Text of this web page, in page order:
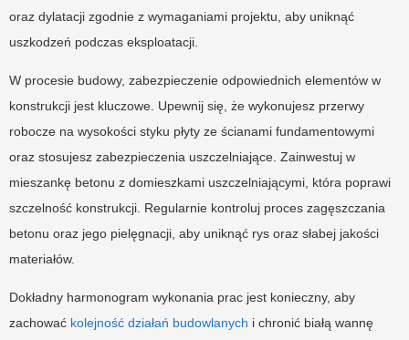
oraz dylatacji zgodnie z wymaganiami projektu, aby uniknąć
uszkodzeń podczas eksploatacji.
W procesie budowy, zabezpieczenie odpowiednich elementów w
konstrukcji jest kluczowe. Upewnij się, że wykonujesz przerwy
robocze na wysokości styku płyty ze ścianami fundamentowymi
oraz stosujesz zabezpieczenia uszczelniające. Zainwestuj w
mieszankę betonu z domieszkami uszczelniającymi, która poprawi
szczelność konstrukcji. Regularnie kontroluj proces zagęszczania
betonu oraz jego pielęgnacji, aby uniknąć rys oraz słabej jakości
materiałów.
Dokładny harmonogram wykonania prac jest konieczny, aby
zachować kolejność działań budowlanych i chronić białą wannę